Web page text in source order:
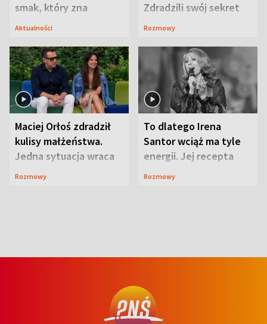
smak, który zna
Lubelszczyzna
Aktualności
Zdradzili swój sekret
Rozmowy
Maciej Orłoś zdradził
kulisy małżeństwa.
Jedna sytuacja wraca
jak bumerang
Rozmowy
To dlatego Irena
Santor wciąż ma tyle
energii. Jej recepta
jest zaskakująco
Rozmowy